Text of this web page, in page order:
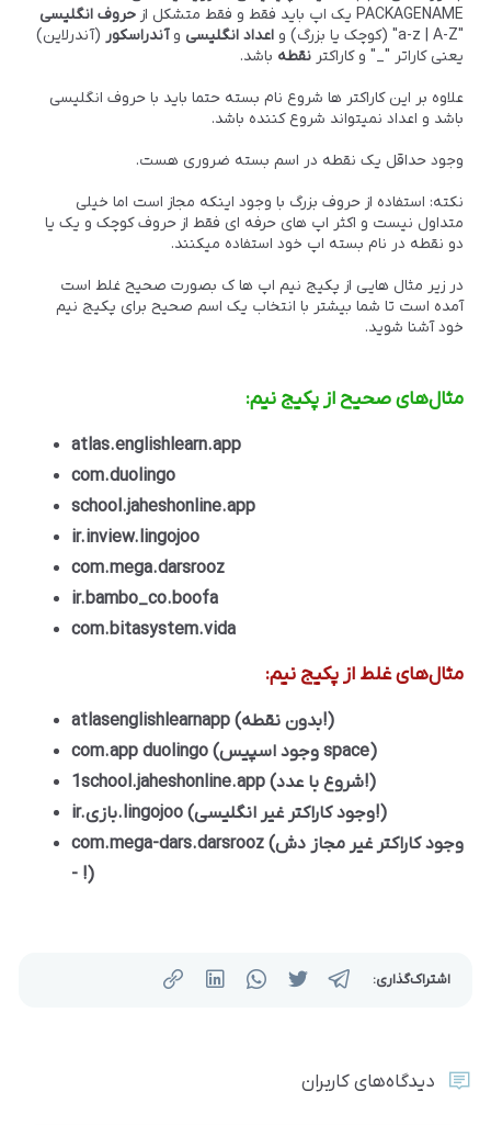
PACKAGENAME یک اپ باید فقط و فقط متشکل از
حروف انگلیسی
"a-z | A-Z" (کوچک یا بزرگ) و
اعداد انگلیسی وآندراسکور (آندرلاین)
یعنی کاراتر "_" و کاراکتر نقطه باشد.
علاوه بر این کاراکتر ها شروع نام بسته حتما باید با حروف انگلیسی
باشد و اعداد نمیتواند شروع کننده باشد.
وجود حداقل یک نقطه در اسم بسته ضروری هست.
نکته: استفاده از حروف بزرگ با وجود اینکه مجاز است اما خیلی
متداول نیست و اکثر اپ های حرفه ای فقط از حروف کوچک و یک یا
دو نقطه در نام بسته اپ خود استفاده میکنند.
در زیر مثال هایی از پکیج نیم اپ ها ک بصورت صحیح غلط است
آمده است تا شما بیشتر با انتخاب یک اسم صحیح برای پکیج نیم
خود آشنا شوید.
مثال‌های صحیح از پکیج نیم:
atlas.englishlearn.app
com.duolingo
school.jaheshonline.app
ir.inview.lingojoo
com.mega.darsrooz
ir.bambo_co.boofa
com.bitasystem.vida
مثال‌های غلط از پکیج نیم:
atlasenglishlearnapp (بدون نقطه!)
com.app duolingo (وجود اسپیس space)
1school.jaheshonline.app (شروع با عدد!)
ir.بازی.lingojoo (وجود کاراکتر غیر انگلیسی!)
com.mega-dars.darsrooz (وجود کاراکتر غیر مجاز دش
- !)
اشتراک‌گذاری:
دیدگاه‌های کاربران